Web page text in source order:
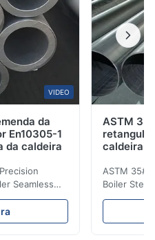
VIDEO
da
En10305-1
da caldeira
Seamless
tubes To be
and
cars and
ASTM
caldeira
ASTM 35#
Boiler Steel
Lehgth Its